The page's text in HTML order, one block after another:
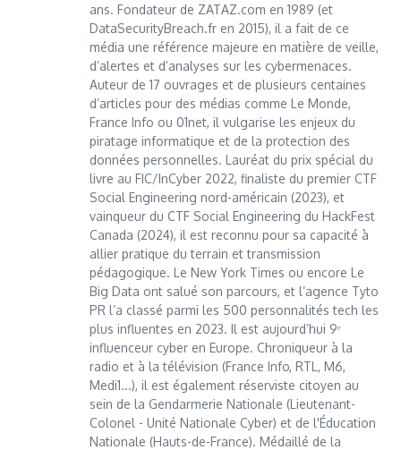
ans. Fondateur de ZATAZ.com en 1989 (et
DataSecurityBreach.fr en 2015), il a fait de ce
média une référence majeure en matière de veille,
d’alertes et d’analyses sur les cybermenaces.
Auteur de 17 ouvrages et de plusieurs centaines
d’articles pour des médias comme Le Monde,
France Info ou 01net, il vulgarise les enjeux du
piratage informatique et de la protection des
données personnelles. Lauréat du prix spécial du
livre au FIC/InCyber 2022, finaliste du premier CTF
Social Engineering nord-américain (2023), et
vainqueur du CTF Social Engineering du HackFest
Canada (2024), il est reconnu pour sa capacité à
allier pratique du terrain et transmission
pédagogique. Le New York Times ou encore Le
Big Data ont salué son parcours, et l’agence Tyto
PR l’a classé parmi les 500 personnalités tech les
plus influentes en 2023. Il est aujourd’hui 9ᵉ
influenceur cyber en Europe. Chroniqueur à la
radio et à la télévision (France Info, RTL, M6,
Medi1...), il est également réserviste citoyen au
sein de la Gendarmerie Nationale (Lieutenant-
Colonel - Unité Nationale Cyber) et de l'Éducation
Nationale (Hauts-de-France). Médaillé de la